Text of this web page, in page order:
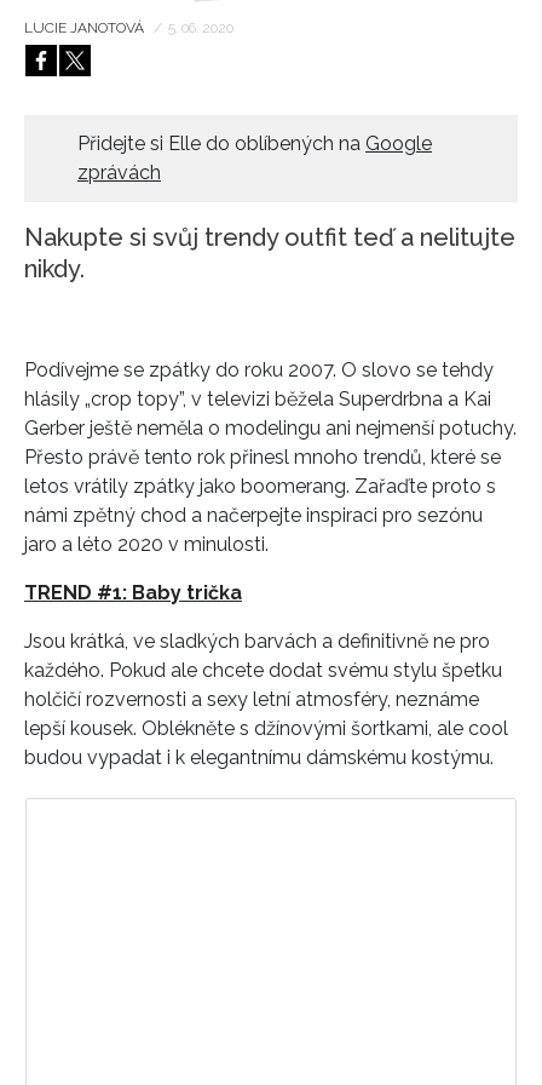
HOME
LUCIE JANOTOVÁ / 5. 06. 2020
Přidejte si Elle do oblíbených na Google
zprávách
Nakupte si svůj trendy outfit teď a nelitujte
nikdy.
Podívejme se zpátky do roku 2007. O slovo se tehdy
hlásily „crop topy”, v televizi běžela Superdrbna a Kai
Gerber ještě neměla o modelingu ani nejmenší potuchy.
Přesto právě tento rok přinesl mnoho trendů, které se
letos vrátily zpátky jako boomerang. Zařaďte proto s
námi zpětný chod a načerpejte inspiraci pro sezónu
jaro a léto 2020 v minulosti.
TREND #1: Baby trička
Jsou krátká, ve sladkých barvách a definitivně ne pro
každého. Pokud ale chcete dodat svému stylu špetku
holčičí rozvernosti a sexy letní atmosféry, neznáme
lepší kousek. Oblékněte s džínovými šortkami, ale cool
budou vypadat i k elegantnímu dámskému kostýmu.